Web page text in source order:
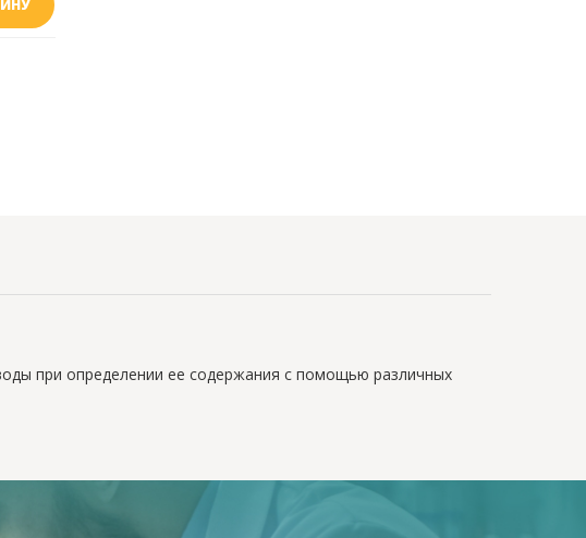
при определении ее содержания с помощью различных